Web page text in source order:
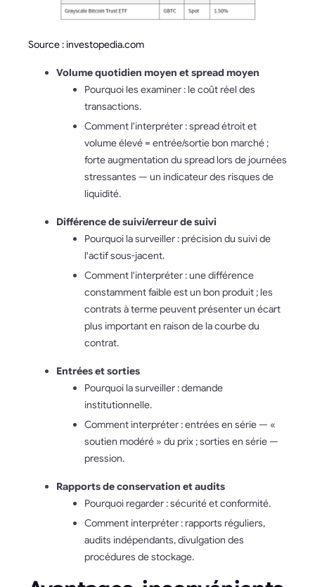
Source : investopedia.com
Volume quotidien moyen et spread moyen
Pourquoi les examiner : le coût réel des
transactions.
Comment l'interpréter : spread étroit et
volume élevé = entrée/sortie bon marché ;
forte augmentation du spread lors de journées
stressantes — un indicateur des risques de
liquidité.
Différence de suivi/erreur de suivi
Pourquoi la surveiller : précision du suivi de
l'actif sous-jacent.
Comment l'interpréter : une différence
constamment faible est un bon produit ; les
contrats à terme peuvent présenter un écart
plus important en raison de la courbe du
contrat.
Entrées et sorties
Pourquoi la surveiller : demande
institutionnelle.
Comment interpréter : entrées en série — «
soutien modéré » du prix ; sorties en série —
pression.
Rapports de conservation et audits
Pourquoi regarder : sécurité et conformité.
Comment interpréter : rapports réguliers,
audits indépendants, divulgation des
procédures de stockage.